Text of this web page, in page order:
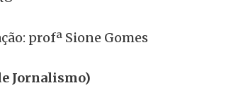
profª Sione Gomes
Jornalismo)